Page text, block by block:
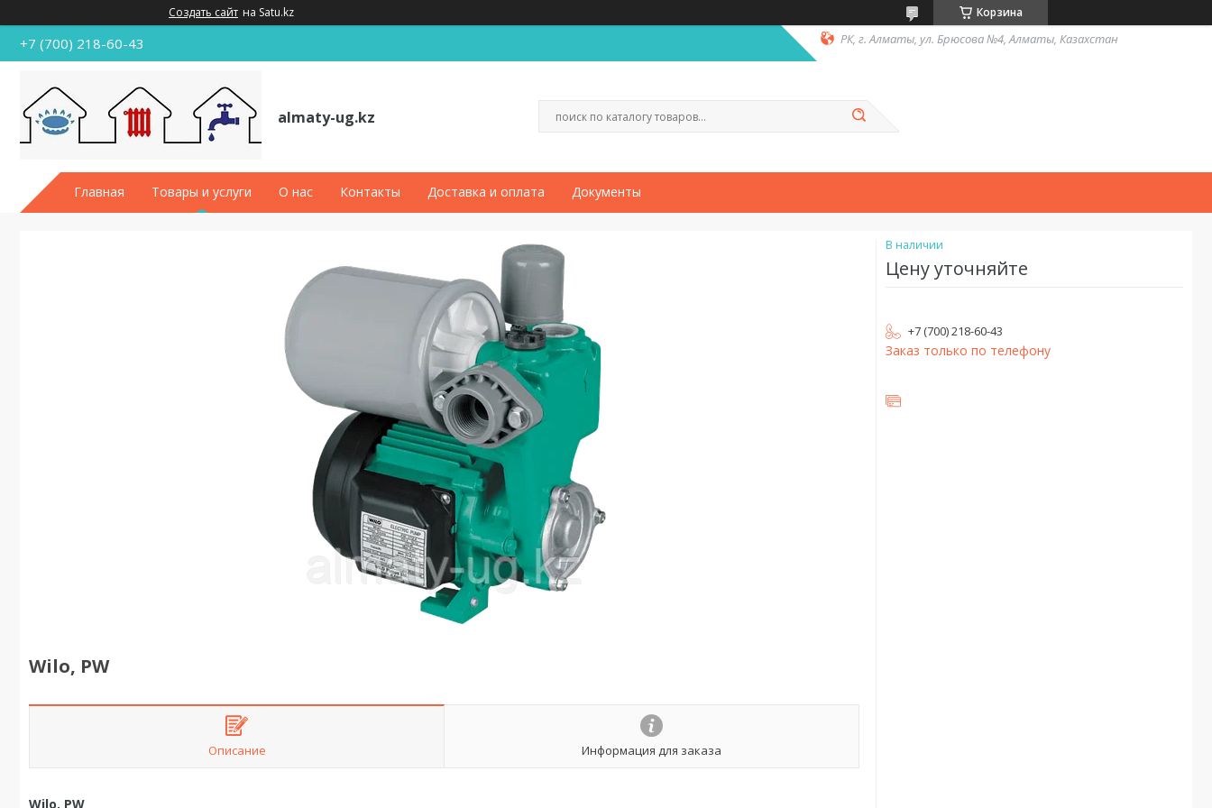
Создать сайт на Satu.kz Корзина
+7 (700) 218-60-43 РК, г. Алматы, ул. Брюсова №4, Алматы, Казахстан
almaty-ug.kz
Главная Товары и услуги О нас Контакты Доставка и оплата Документы
Wilo, PW
Описание Информация для заказа
Wilo, PW
В наличии
Цену уточняйте
+7 (700) 218-60-43
Заказ только по телефону